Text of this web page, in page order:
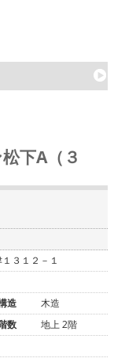
下A（３
３１２－１
造
木造
数
地上 2階